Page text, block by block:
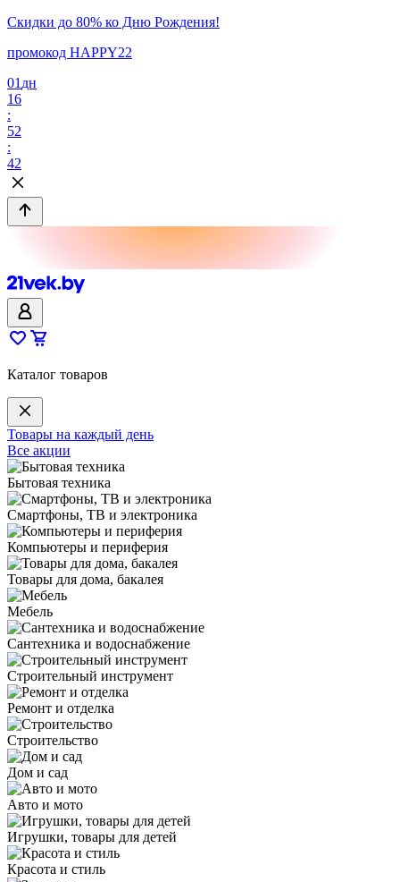
Скидки до 80% ко Дню Рождения!
промокод HAPPY22
01 дн
16
:
52
:
42
Каталог товаров
Товары на каждый день
Все акции
Бытовая техника
Смартфоны, ТВ и электроника
Компьютеры и периферия
Товары для дома, бакалея
Мебель
Сантехника и водоснабжение
Строительный инструмент
Ремонт и отделка
Строительство
Дом и сад
Авто и мото
Игрушки, товары для детей
Красота и стиль